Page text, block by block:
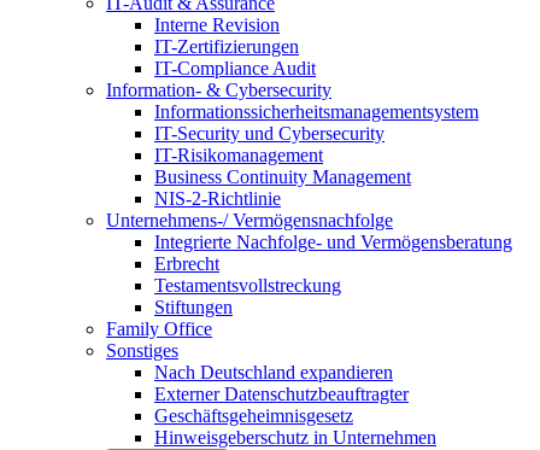
Interne Revision
IT-Zertifizierungen
IT-Compliance Audit
Information- & Cybersecurity
Informationssicherheitsmanagementsystem
IT-Security und Cybersecurity
IT-Risikomanagement
Business Continuity Management
NIS-2-Richtlinie
Unternehmens-/Vermögensnachfolge
Integrierte Nachfolge- und Vermögensberatung
Erbrecht
Testamentsvollstreckung
Stiftungen
Family Office
Sonstiges
Nach Deutschland expandieren
Externer Datenschutzbeauftragter
Geschäftsgeheimnisgesetz
Hinweisgeberschutz in Unternehmen